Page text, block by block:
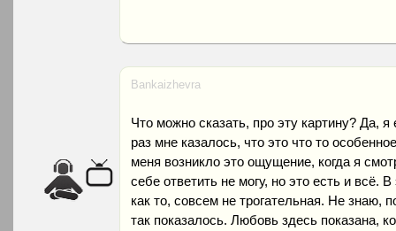
Bankaizhevra
Что можно сказать, про эту картину? Да,
раз мне казалось, что это что то
меня возникло это ощущение, когда я
себе ответить не могу, но это есть и
как то, совсем не трогательная. Не знаю,
так показалось. Любовь здесь показана,